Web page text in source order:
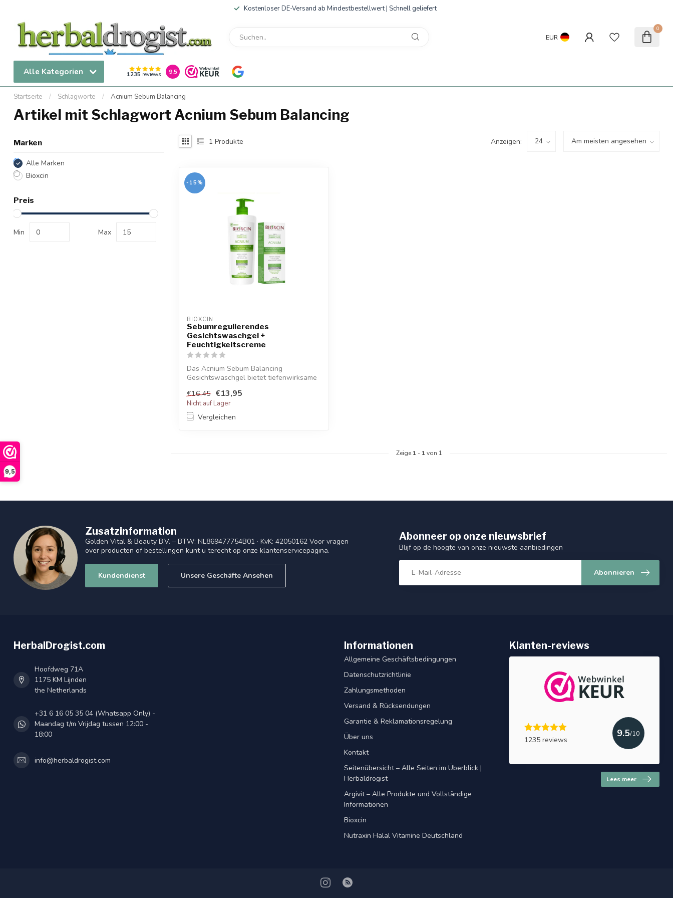
9,5
Kostenloser DE-Versand ab Mindestbestellwert | Schnell geliefert
EUR
0
Alle Kategorien 1235 reviews 9.5
Startseite / Schlagworte / Acnium Sebum Balancing
Artikel mit Schlagwort Acnium Sebum Balancing
Marken
Alle Marken
Bioxcin
Preis
Min Max
1 Produkte Anzeigen:
-15%
BIOXCIN
Sebumregulierendes
Gesichtswaschgel +
Feuchtigkeitscreme
Das Acnium Sebum Balancing
Gesichtswaschgel bietet tiefenwirksame
€16,45 €13,95
Nicht auf Lager
Vergleichen
Zeige 1 - 1von 1
Zusatzinformation
Golden Vital & Beauty B.V. – BTW: NL869477754B01 · KvK: 42050162 Voor vragen
over producten of bestellingen kunt u terecht op onze klantenservicepagina.
Kundendienst Unsere Geschäfte Ansehen
Abonneer op onze nieuwsbrief
Blijf op de hoogte van onze nieuwste aanbiedingen
Abonnieren
HerbalDrogist.com
Hoofdweg 71A
1175 KM Lijnden
the Netherlands
+31 6 16 05 35 04 (Whatsapp Only) -
Maandag t/m Vrijdag tussen 12:00 -
18:00
info@herbaldrogist.com
Informationen
Allgemeine Geschäftsbedingungen
Datenschutzrichtlinie
Zahlungsmethoden
Versand & Rücksendungen
Garantie & Reklamationsregelung
Über uns
Kontakt
Seitenübersicht – Alle Seiten im Überblick |
Herbaldrogist
Argivit – Alle Produkte und Vollständige
Informationen
Bioxcin
Nutraxin Halal Vitamine Deutschland
Klanten-reviews
1235 reviews
9.5/10
Lees meer